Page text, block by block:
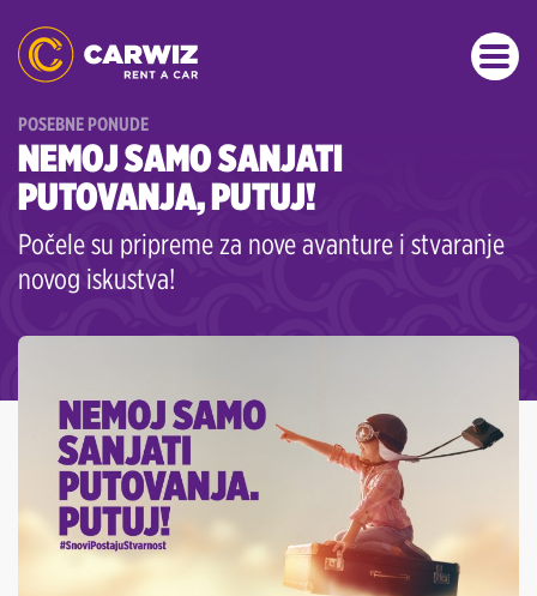
POSEBNE PONUDE
NEMOJ SAMO SANJATI
PUTOVANJA, PUTUJ!
Počele su pripreme za nove avanture i stvaranje
novog iskustva!